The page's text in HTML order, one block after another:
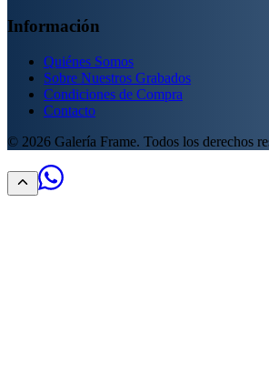
Información
Quiénes Somos
Sobre Nuestros Grabados
Condiciones de Compra
Contacto
© 2026 Galería Frame. Todos los derechos